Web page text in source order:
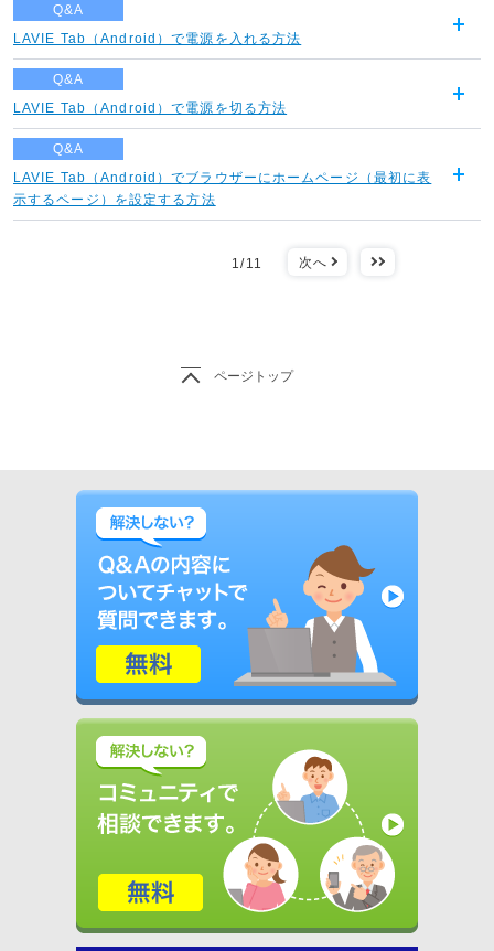
Q&A
LAVIE Tab（Android）で電源を入れる方法
Q&A
LAVIE Tab（Android）で電源を切る方法
Q&A
LAVIE Tab（Android）でブラウザーにホームページ（最初に表
示するページ）を設定する方法
く
1/11 次へ 最後
ページトップ